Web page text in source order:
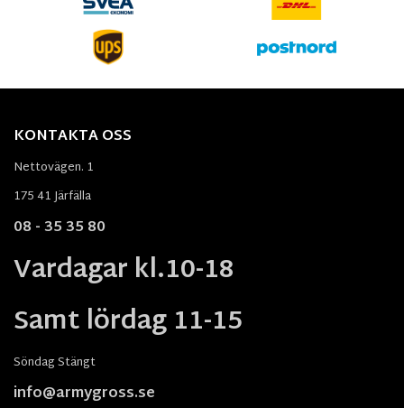
KONTAKTA OSS
Nettovägen. 1
175 41 Järfälla
08 - 35 35 80
Vardagar kl.10-18
Samt lördag 11-15
Söndag Stängt
info@armygross.se